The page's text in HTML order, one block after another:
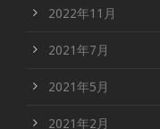
2022年11月
2021年7月
2021年5月
2021年2月